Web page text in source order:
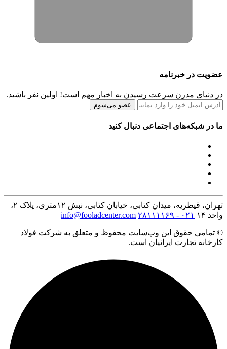
عضویت در خبرنامه
در دنیای مدرن سرعت رسیدن به اخبار مهم است! اولین نفر باشید.
عضو می‌شوم
ما در شبکه‌های اجتماعی دنبال کنید
تهران، قیطریه، میدان کتابی، خیابان کتابی، نبش ۱۲متری، پلاک ۲،
واحد ۱۴
۰۲۱ - ۲۸۱۱۱۱۶۹ info@fooladcenter.com
© تمامی حقوق این وب‌سایت محفوظ و متعلق به شرکت فولاد
کارخانه تجارت ایرانیان است.